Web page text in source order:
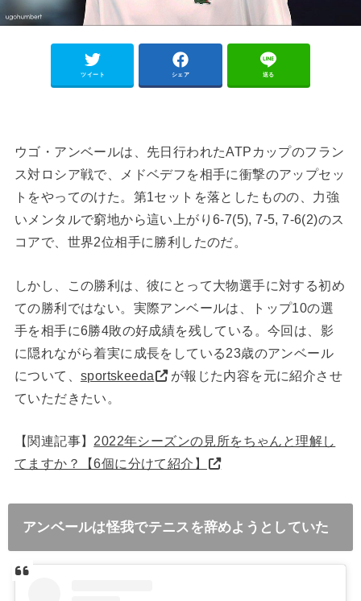
ツイート シェア 送る
ウゴ・アンベールは、先日行われたATPカップのフラン
ス対ロシア戦で、メドベデフを相手に衝撃のアップセッ
トをやってのけた。第1セットを落としたものの、力強
いメンタルで窮地から這い上がり6-7(5), 7-5, 7-6(2)のス
コアで、世界2位相手に勝利したのだ。
しかし、この勝利は、彼にとって大物選手に対する初め
ての勝利ではない。実際アンベールは、トップ10の選
手を相手に6勝4敗の好成績を残している。今回は、影
に隠れながら着実に成長をしている23歳のアンベール
について、 sportskeeda
が報じた内容を元に紹介させ
ていただきたい。
【関連記事】 2022年シーズンの見所をちゃんと理解し
てますか？【6個に分けて紹介】
アンベールは怪我でテニスを辞めようとしていた